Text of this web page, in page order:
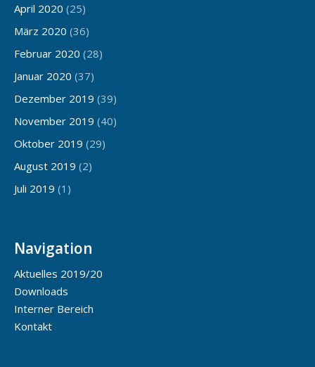
April 2020 (25)
März 2020 (36)
Februar 2020 (28)
Januar 2020 (37)
Dezember 2019 (39)
November 2019 (40)
Oktober 2019 (29)
August 2019 (2)
Juli 2019 (1)
Navigation
Aktuelles 2019/20
Downloads
Interner Bereich
Kontakt